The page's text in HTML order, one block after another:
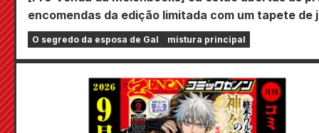
encomendas da edição limitada com um tapete de
especial com uma ilustração deslumbrante de
Tojo desenhada por Kudou! O volume 6 de "The
of the Gal Bride" será lançado em 20 de outubro!
O segredo da esposa de Gal mistura principal